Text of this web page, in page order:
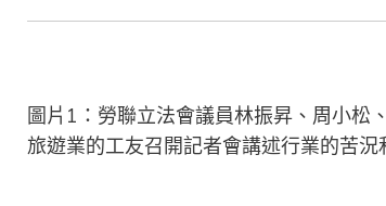
圖片1：勞聯立法會議員林振昇、周小松
旅遊業的工友召開記者會講述行業的苦